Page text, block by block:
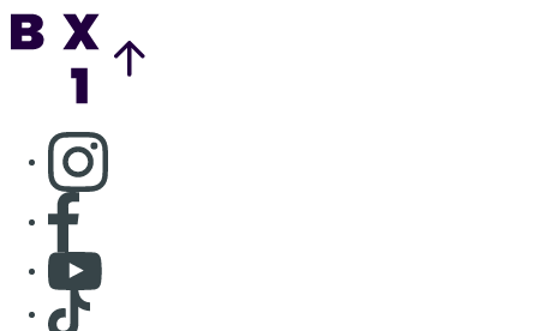
Consulter page Instagram
Consulter page Facebook
Consulter Youtube
Consulter TikTok